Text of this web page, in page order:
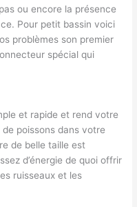
ou encore la présence
Pour petit bassin voici
problèmes son premier
spécial qui
et rapide et rend votre
de poissons dans votre
de belle taille est
d’énergie de quoi offrir
ruisseaux et les